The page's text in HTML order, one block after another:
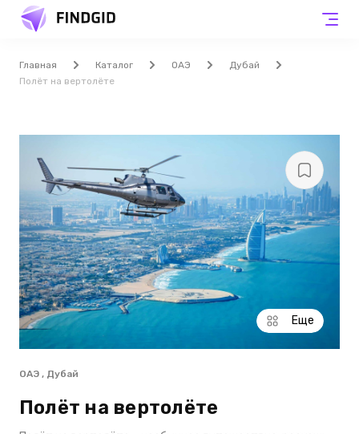
Главная Каталог ОАЭ
Дубай
Полёт на вертолёте
Еще
ОАЭ , Дубай
Полёт на вертолёте